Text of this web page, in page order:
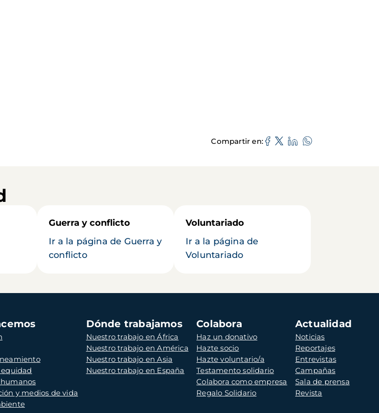
Compartir en
Guerra y conflicto
Ir a la página de Guerra y
conflicto
Voluntariado
Ir a la página de
Voluntariado
y medios de vida
Dónde trabajamos
Nuestro trabajo en África
Nuestro trabajo en América
Nuestro trabajo en Asia
Nuestro trabajo en España
Colabora
Haz un donativo
Hazte socio
Hazte voluntario/a
Testamento solidario
Colabora como empresa
Regalo Solidario
Actualidad
Noticias
Reportajes
Entrevistas
Campañas
Sala de prensa
Revista